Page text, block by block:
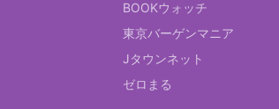
BOOKウォッチ
東京バーゲンマニア
Jタウンネット
ゼロまる